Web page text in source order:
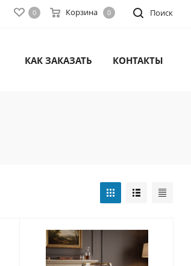
Поиск
0 Корзина 0
КАК ЗАКАЗАТЬ КОНТАКТЫ